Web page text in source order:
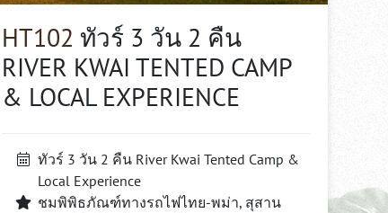
HT102 ทัวร์ 3 วัน 2 คืน
RIVER KWAI TENTED CAMP
& LOCAL EXPERIENCE
ทัวร์ 3 วัน 2 คืน River Kwai Tented Camp &
Local Experience
ชมพิพิธภัณฑ์ทางรถไฟไทย-พม่า, สุสาน